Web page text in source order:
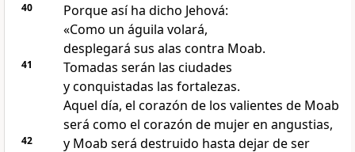
40
Porque así ha dicho Jehová:
«Como un águila volará,
desplegará sus alas contra Moab.
41
Tomadas serán las ciudades
y conquistadas las fortalezas.
Aquel día, el corazón de los valientes de Moab
será como el corazón de mujer en angustias,
42
y Moab será destruido hasta dejar de ser